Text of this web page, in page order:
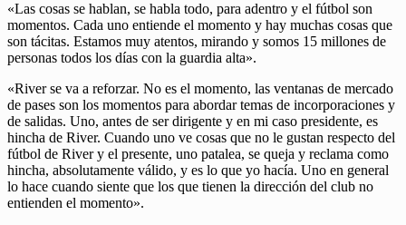
«Las cosas se hablan, se habla todo, para adentro y el fútbol son
momentos. Cada uno entiende el momento y hay muchas cosas que
son tácitas. Estamos muy atentos, mirando y somos 15 millones de
personas todos los días con la guardia alta».
«River se va a reforzar. No es el momento, las ventanas de mercado
de pases son los momentos para abordar temas de incorporaciones y
de salidas. Uno, antes de ser dirigente y en mi caso presidente, es
hincha de River. Cuando uno ve cosas que no le gustan respecto del
fútbol de River y el presente, uno patalea, se queja y reclama como
hincha, absolutamente válido, y es lo que yo hacía. Uno en general
lo hace cuando siente que los que tienen la dirección del club no
entienden el momento».